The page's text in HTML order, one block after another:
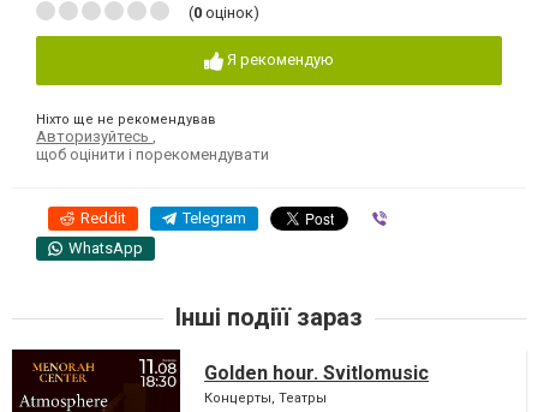
(0 оцінок)
Я рекомендую
Ніхто ще не рекомендував
Авторизуйтесь
щоб оцінити і порекомендувати
Reddit Telegram
WhatsApp
Інші подіїї зараз
Golden hour. Svitlomusic
Концерты, Театры